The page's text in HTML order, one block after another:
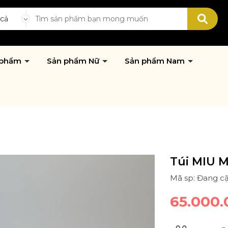
Sản phẩm Nữ Sản phẩm Nam
Túi MIU
Mã sp: Đang